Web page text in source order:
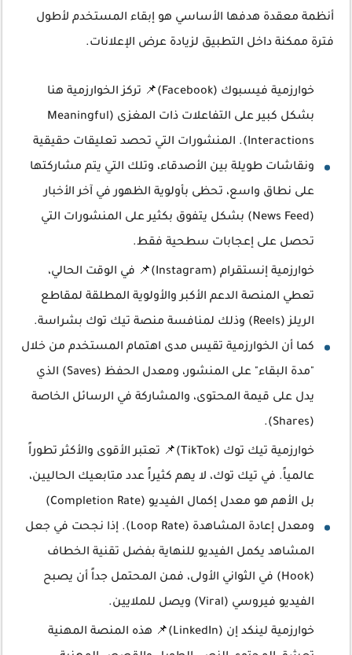
أنظمة معقدة هدفها الأساسي هو إبقاء المستخدم لأطول
فترة ممكنة داخل التطبيق لزيادة عرض الإعلانات.
خوارزمية فيسبوك (Facebook)📌 تركز الخوارزمية هنا
بشكل كبير على التفاعلات ذات المغزى (Meaningful
Interactions). المنشورات التي تحصد تعليقات حقيقية
ونقاشات طويلة بين الأصدقاء، وتلك التي يتم مشاركتها
على نطاق واسع، تحظى بأولوية الظهور في آخر الأخبار
(News Feed) بشكل يتفوق بكثير على المنشورات التي
تحصل على إعجابات سطحية فقط.
خوارزمية إنستقرام (Instagram)📌 في الوقت الحالي،
تعطي المنصة الدعم الأكبر والأولوية المطلقة لمقاطع
الريلز (Reels) وذلك لمنافسة منصة تيك توك بشراسة.
كما أن الخوارزمية تقيس مدى اهتمام المستخدم من خلال
"مدة البقاء" على المنشور، ومعدل الحفظ (Saves) الذي
يدل على قيمة المحتوى، والمشاركة في الرسائل الخاصة
(Shares).
خوارزمية تيك توك (TikTok)📌 تعتبر الأقوى والأكثر تطوراً
عالمياً. في تيك توك، لا يهم كثيراً عدد متابعيك الحاليين،
بل الأهم هو معدل إكمال الفيديو (Completion Rate)
ومعدل إعادة المشاهدة (Loop Rate). إذا نجحت في جعل
المشاهد يكمل الفيديو للنهاية بفضل تقنية الخطاف
(Hook) في الثواني الأولى، فمن المحتمل جداً أن يصبح
الفيديو فيروسي (Viral) ويصل للملايين.
خوارزمية لينكد إن (LinkedIn)📌 هذه المنصة المهنية